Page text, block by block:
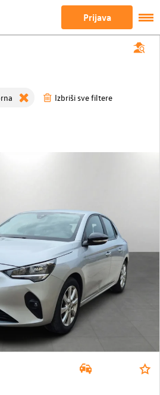
Prijava
Izbriši sve filtere